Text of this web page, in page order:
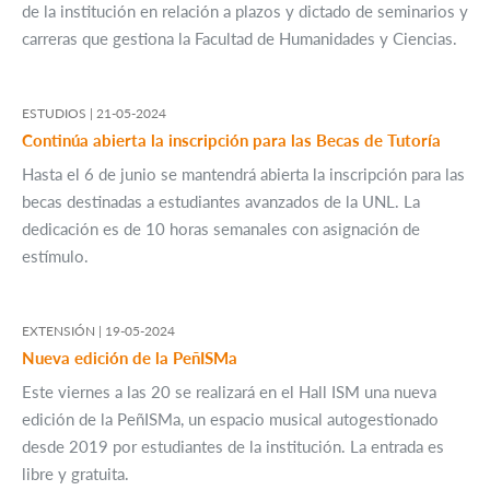
de la institución en relación a plazos y dictado de seminarios y
carreras que gestiona la Facultad de Humanidades y Ciencias.
ESTUDIOS | 21-05-2024
Continúa abierta la inscripción para las Becas de Tutoría
Hasta el 6 de junio se mantendrá abierta la inscripción para las
becas destinadas a estudiantes avanzados de la UNL. La
dedicación es de 10 horas semanales con asignación de
estímulo.
EXTENSIÓN | 19-05-2024
Nueva edición de la PeñISMa
Este viernes a las 20 se realizará en el Hall ISM una nueva
edición de la PeñISMa, un espacio musical autogestionado
desde 2019 por estudiantes de la institución. La entrada es
libre y gratuita.